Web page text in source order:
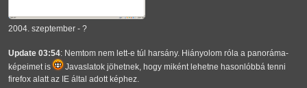
2004. szeptember - ?
Update 03:54: Nemtom nem lett-e túl harsány. Hiányolom róla a panoráma-
képeimet is
Javaslatok jöhetnek, hogy miként lehetne hasonlóbbá tenni
firefox alatt az IE által adott képhez.